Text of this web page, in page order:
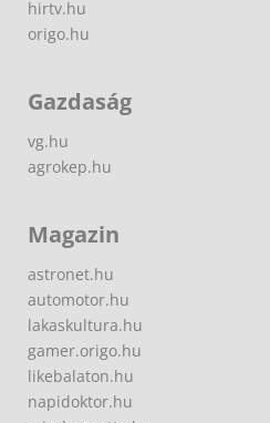
hirtv.hu
origo.hu
Gazdaság
vg.hu
agrokep.hu
Magazin
astronet.hu
automotor.hu
lakaskultura.hu
gamer.origo.hu
likebalaton.hu
napidoktor.hu